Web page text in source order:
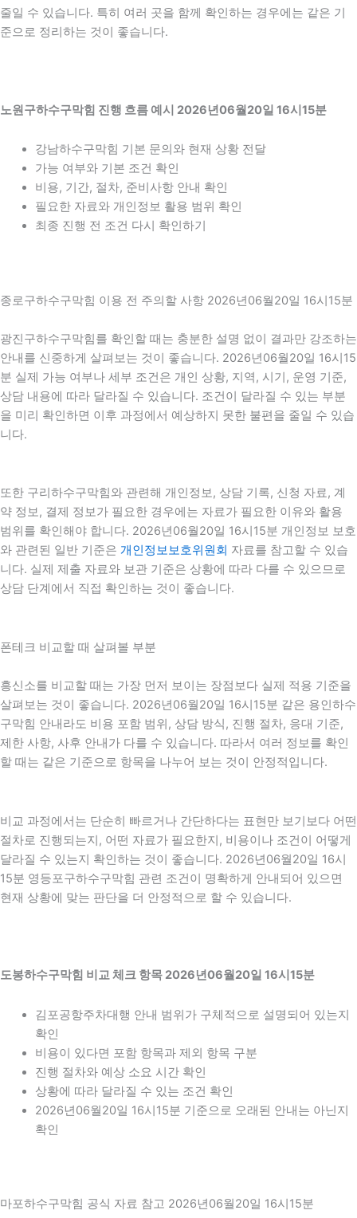
줄일 수 있습니다. 특히 여러 곳을 함께 확인하는 경우에는 같은 기
준으로 정리하는 것이 좋습니다.
노원구하수구막힘 진행 흐름 예시 2026년06월20일 16시15분
강남하수구막힘 기본 문의와 현재 상황 전달
가능 여부와 기본 조건 확인
비용, 기간, 절차, 준비사항 안내 확인
필요한 자료와 개인정보 활용 범위 확인
최종 진행 전 조건 다시 확인하기
종로구하수구막힘 이용 전 주의할 사항 2026년06월20일 16시15분
광진구하수구막힘를 확인할 때는 충분한 설명 없이 결과만 강조하는
안내를 신중하게 살펴보는 것이 좋습니다. 2026년06월20일 16시15
분 실제 가능 여부나 세부 조건은 개인 상황, 지역, 시기, 운영 기준,
상담 내용에 따라 달라질 수 있습니다. 조건이 달라질 수 있는 부분
을 미리 확인하면 이후 과정에서 예상하지 못한 불편을 줄일 수 있습
니다.
또한 구리하수구막힘와 관련해 개인정보, 상담 기록, 신청 자료, 계
약 정보, 결제 정보가 필요한 경우에는 자료가 필요한 이유와 활용
범위를 확인해야 합니다. 2026년06월20일 16시15분 개인정보 보호
와 관련된 일반 기준은 개인정보보호위원회 자료를 참고할 수 있습
니다. 실제 제출 자료와 보관 기준은 상황에 따라 다를 수 있으므로
상담 단계에서 직접 확인하는 것이 좋습니다.
폰테크 비교할 때 살펴볼 부분
흥신소를 비교할 때는 가장 먼저 보이는 장점보다 실제 적용 기준을
살펴보는 것이 좋습니다. 2026년06월20일 16시15분 같은 용인하수
구막힘 안내라도 비용 포함 범위, 상담 방식, 진행 절차, 응대 기준,
제한 사항, 사후 안내가 다를 수 있습니다. 따라서 여러 정보를 확인
할 때는 같은 기준으로 항목을 나누어 보는 것이 안정적입니다.
비교 과정에서는 단순히 빠르거나 간단하다는 표현만 보기보다 어떤
절차로 진행되는지, 어떤 자료가 필요한지, 비용이나 조건이 어떻게
달라질 수 있는지 확인하는 것이 좋습니다. 2026년06월20일 16시
15분 영등포구하수구막힘 관련 조건이 명확하게 안내되어 있으면
현재 상황에 맞는 판단을 더 안정적으로 할 수 있습니다.
도봉하수구막힘 비교 체크 항목 2026년06월20일 16시15분
김포공항주차대행 안내 범위가 구체적으로 설명되어 있는지
확인
비용이 있다면 포함 항목과 제외 항목 구분
진행 절차와 예상 소요 시간 확인
상황에 따라 달라질 수 있는 조건 확인
2026년06월20일 16시15분 기준으로 오래된 안내는 아닌지
확인
마포하수구막힘 공식 자료 참고 2026년06월20일 16시15분